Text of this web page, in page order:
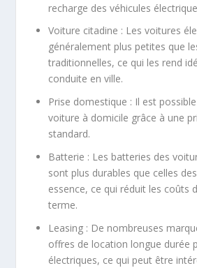
recharge des véhicules
Voiture citadine : Les voitures
généralement plus petites que
traditionnelles, ce qui les rend
conduite en ville.
Prise domestique : Il est
voiture à domicile grâce à une
standard.
Batterie : Les batteries des
sont plus durables que celles
essence, ce qui réduit les coûts
terme.
Leasing : De nombreuses
offres de location longue durée
électriques, ce qui peut être